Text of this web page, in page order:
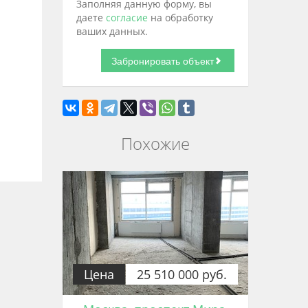
Заполняя данную форму, вы
даете согласие на обработку
ваших данных.
Похожие
25 510 000 руб.
Цена